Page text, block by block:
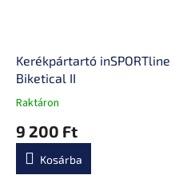
Kerékpártartó inSPORTline
Biketical II
A
átlagos
értékelése
Raktáron
9 200 Ft
Kosárba